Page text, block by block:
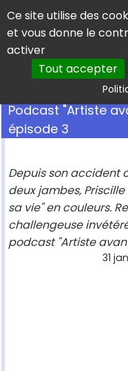
Panneau de gestion
Ce site utilise des
et vous donne le
activer
Tout accepter
Podcast "Artiste
épisode 3
Depuis son accident
deux jambes,
sa vie" en couleurs.
challengeuse
podcast "Artiste
31